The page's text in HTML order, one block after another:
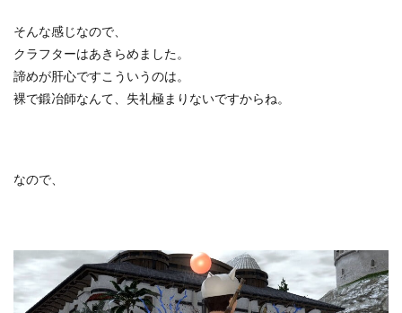
そんな感じなので、
クラフターはあきらめました。
諦めが肝心ですこういうのは。
裸で鍛冶師なんて、失礼極まりないですからね。
なので、